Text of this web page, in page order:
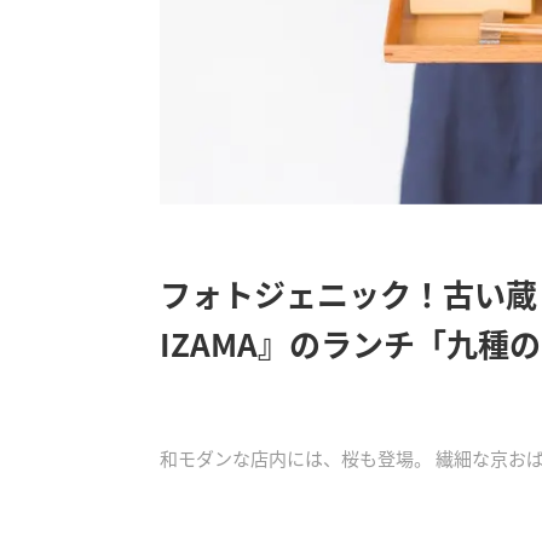
フォトジェニック！古い
IZAMA』のランチ「九種
和モダンな店内には、桜も登場。 繊細な京お